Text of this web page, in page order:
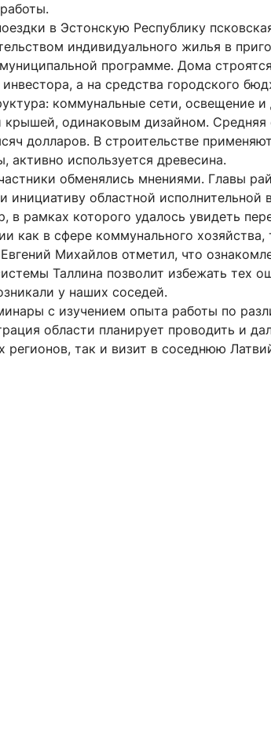
в Эстонскую Республику
индивидуального жилья в
программе. Дома
а на средства городского
коммунальные сети, освещение
крышей, одинаковым дизайном. Средняя
долларов. В строительстве
активно используется древесина.
обменялись мнениями. Главы
областной исполнительной
в рамках которого удалось увидеть
как в сфере коммунального хозяйства,
Михайлов отметил, что
Таллина позволит избежать тех
у наших соседей.
с изучением опыта работы по
области планирует проводить и
регионов, так и визит в соседнюю